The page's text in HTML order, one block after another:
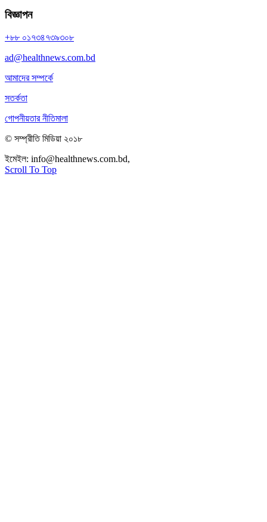
বিজ্ঞাপন
+৮৮ ০১৭৩৪৭৩৯৩০৮
ad@healthnews.com.bd
আমাদের সম্পর্কে
সতর্কতা
গোপনীয়তার নীতিমালা
© সম্প্রীতি মিডিয়া ২০১৮
ইমেইল: info@healthnews.com.bd,
Scroll To Top